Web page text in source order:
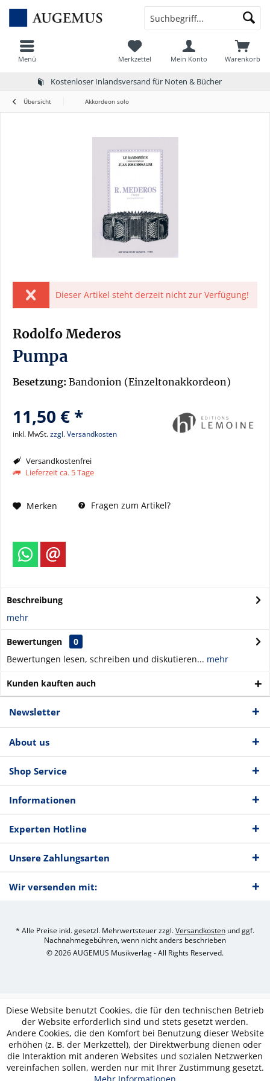
Kostenloser Inlandsversand für Noten & Bücher
Menü Warenkorb
Merkzettel Mein Konto
Übersicht Akkordeon solo
Dieser Artikel steht derzeit nicht zur Verfügung!
Rodolfo Mederos
Pumpa
Besetzung: Bandonion (Einzeltonakkordeon)
11,50 € *
inkl. MwSt.zzgl. Versandkosten
Versandkostenfrei
Lieferzeit ca. 5 Tage
Merken Fragen zum Artikel?
Beschreibung
mehr
Bewertungen
0
Bewertungen lesen, schreiben und diskutieren... mehr
Kunden kauften auch
Newsletter
About us
Shop Service
Informationen
Experten Hotline
Unsere Zahlungsarten
Wir versenden mit:
* Alle Preise inkl. gesetzl. Mehrwertsteuer zzgl.Versandkosten und ggf.
Nachnahmegebühren, wenn nicht anders beschrieben
© 2026 AUGEMUS Musikverlag - All Rights Reserved.
Diese Website benutzt Cookies, die für den technischen Betrieb
der Website erforderlich sind und stets gesetzt werden.
Andere Cookies, die den Komfort bei Benutzung dieser Website
erhöhen (z. B. der Merkzettel), der Direktwerbung dienen oder
die Interaktion mit anderen Websites und sozialen Netzwerken
vereinfachen sollen, werden nur mit Ihrer Zustimmung gesetzt.